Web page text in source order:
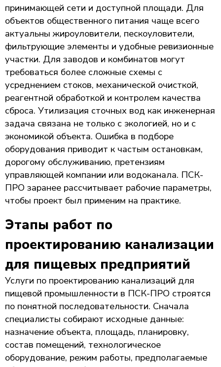
принимающей сети и доступной площади. Для
объектов общественного питания чаще всего
актуальны жироуловители, пескоуловители,
фильтрующие элементы и удобные ревизионные
участки. Для заводов и комбинатов могут
требоваться более сложные схемы с
усреднением стоков, механической очисткой,
реагентной обработкой и контролем качества
сброса. Утилизация сточных вод как инженерная
задача связана не только с экологией, но и с
экономикой объекта. Ошибка в подборе
оборудования приводит к частым остановкам,
дорогому обслуживанию, претензиям
управляющей компании или водоканала. ПСК-
ПРО заранее рассчитывает рабочие параметры,
чтобы проект был применим на практике.
Этапы работ по
проектированию канализации
для пищевых предприятий
Услуги по проектированию канализаций для
пищевой промышленности в ПСК-ПРО строятся
по понятной последовательности. Сначала
специалисты собирают исходные данные:
назначение объекта, площадь, планировку,
состав помещений, технологическое
оборудование, режим работы, предполагаемые